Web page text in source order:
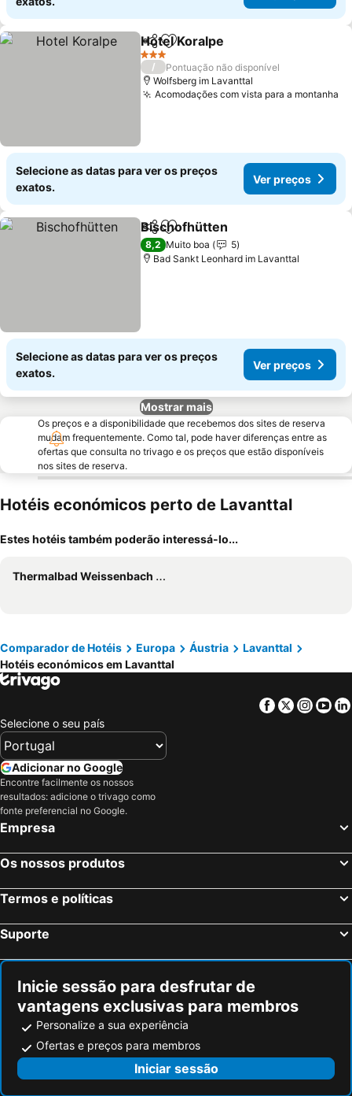
PartilharAdicionar aos favoritos
Hotel Koralpe
3 Estrelas
/
Pontuação não disponível
Wolfsberg im Lavanttal
Acomodações com vista para a montanha
Selecione as datas para ver os preços
exatos.
Ver preços
PartilharAdicionar aos favoritos
Bischofhütten
8,2 Muito boa
5
Bad Sankt Leonhard im Lavanttal
Selecione as datas para ver os preços
exatos.
Ver preços
Mostrar mais
Os preços e a disponibilidade que recebemos dos sites de reserva
mudam frequentemente. Como tal, pode haver diferenças entre as
ofertas que consulta no trivago e os preços que estão disponíveis
nos sites de reserva.
Hotéis económicos perto de Lavanttal
Estes hotéis também poderão interessá-lo...
Thermalbad Weissenbach Gmbh
Comparador de Hotéis Europa Áustria
Lavanttal
Hotéis económicos em Lavanttal
Facebook
Twitter
Selecione o seu país
Adicionar no Google
Encontre facilmente os nossos
resultados: adicione o trivago como
fonte preferencial no Google.
Empresa
Os nossos produtos
Termos e políticas
Suporte
Inicie sessão para desfrutar de
vantagens exclusivas para membros
Personalize a sua experiência
Ofertas e preços para membros
Iniciar sessão